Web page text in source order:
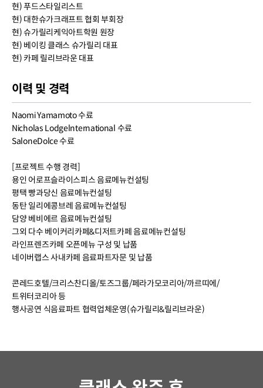
현) 푸드스타일리스트
현) 대한슈가크래프트 협회 부회장
현) 슈가릴리케익아트학원 원장
현) 베이킹 클래스 슈가릴리 대표
현) 카페 릴리브라운 대표
이력 및 경력
Naomi Yamamoto 수료
Nicholas Lodgelnternational 수료
SaloneDolce 수료
[프로젝트 수행 경력]
용인 어로프슬라이스피스 음료메뉴컨설팅
평택 빵과당신 음료메뉴컨설팅
동탄 일리에콩브레 음료메뉴컨설팅
담양 베비에르 음료메뉴컨설팅
그외 다수 베이커리카페&디저트카페 음료메뉴컨설팅
라인프렌즈카페 오픈메뉴 구성 및 납품
네이버랩스 사내카페 음료파트자문 및 납품
콘레드호텔/크리스찬디올/토즈그룹/페라가모코리아/까르띠에/
트위터코리아 등
행사공연 식음료파트 협력업체운영(슈가릴리&릴리브라운)